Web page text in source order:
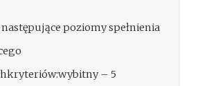
poziomy spełnienia
– 5